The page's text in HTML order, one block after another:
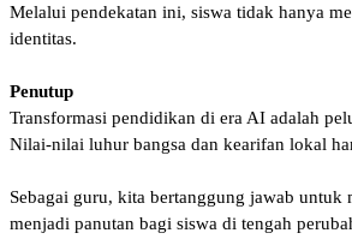
Melalui pendekatan ini, siswa tidak hanya
identitas.
Penutup
Transformasi pendidikan di era AI adalah
Nilai-nilai luhur bangsa dan kearifan lokal
Sebagai guru, kita bertanggung jawab
menjadi panutan bagi siswa di tengah